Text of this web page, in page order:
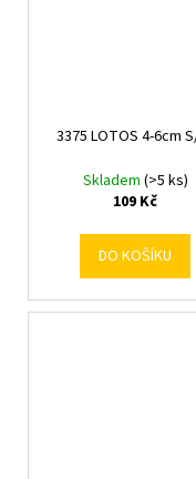
3375 LOTOS 4-6cm
Skladem (>5 ks)
109 Kč
DO KOŠÍKU